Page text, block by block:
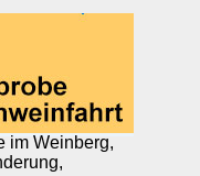
im Weinberg,